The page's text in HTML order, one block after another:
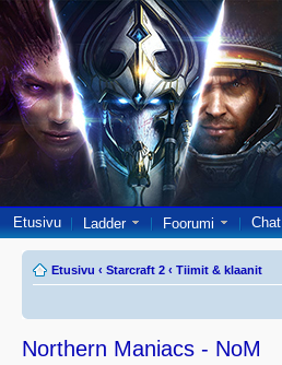
Etusivu Ladder Foorumi Chat
Etusivu ‹ Starcraft 2 ‹ Tiimit & klaanit
Northern Maniacs - NoM